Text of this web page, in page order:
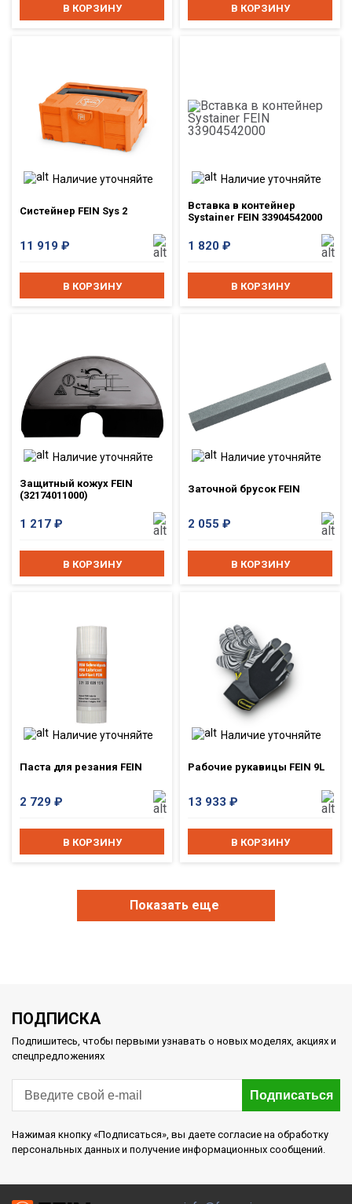
В КОРЗИНУ В КОРЗИНУ
Наличие уточняйте
Систейнер FEIN Sys 2
11 919 ₽
В КОРЗИНУ
Наличие уточняйте
Встав­ка в кон­тей­нер
Systainer FEIN 33904542000
1 820 ₽
В КОРЗИНУ
Наличие уточняйте
Защитный кожух FEIN
(32174011000)
1 217 ₽
В КОРЗИНУ
Наличие уточняйте
Заточной брусок FEIN
2 055 ₽
В КОРЗИНУ
Наличие уточняйте
Паста для резания FEIN
2 729 ₽
В КОРЗИНУ
Наличие уточняйте
Рабочие рукавицы FEIN 9L
13 933 ₽
В КОРЗИНУ
Показать еще
ПОДПИСКА
Подпишитесь, чтобы первыми узнавать о новых моделях, акциях и
спецпредложениях
Подписаться
Нажимая кнопку «Подписаться», вы даете согласие на обработку
персональных данных и получение информационных сообщений.